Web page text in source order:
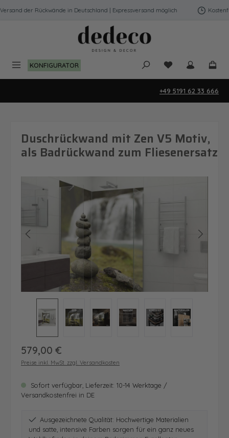
Zum Hauptinhalt springen
der Rückwände in Deutschland | Expressversand möglich
KONFIGURATOR Du hast 0
+49 5191 62 33 666
Duschrückwand mit Zen V5 Motiv,
als Badrückwand zum Fliesenersatz
Bildergalerie überspringen
Regulärer Preis:
579,00 €
Preise inkl. MwSt. zzgl. Versandkosten
Sofort verfügbar, Lieferzeit: 10-14 Werktage /
Versandkostenfrei in DE
Ausgezeichnete Qualität: Hochwertige Materialien
und satte, intensive Farben sorgen für ein ganz neues